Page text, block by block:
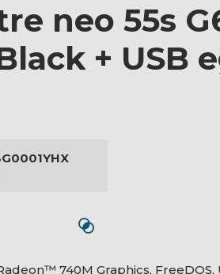
neo 55s
+ USB
740M Graphics, FreeDOS,